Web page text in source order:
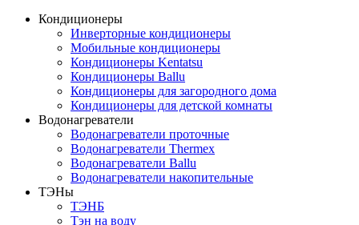
Кондиционеры
Инверторные кондиционеры
Мобильные кондиционеры
Кондиционеры Kentatsu
Кондиционеры Ballu
Кондиционеры для загородного дома
Кондиционеры для детской комнаты
Водонагреватели
Водонагреватели проточные
Водонагреватели Thermex
Водонагреватели Ballu
Водонагреватели накопительные
ТЭНы
ТЭНБ
Тэн на воду